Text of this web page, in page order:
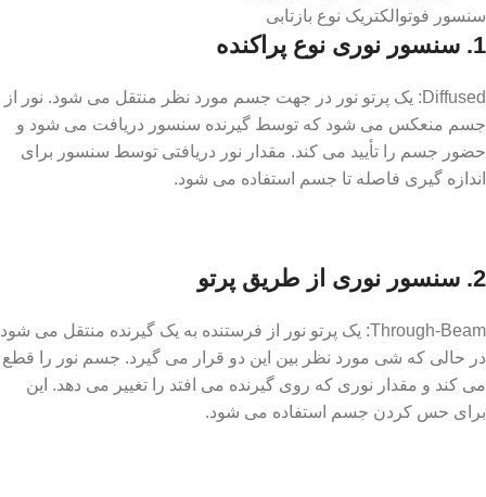
سنسور فوتوالکتریک نوع بازتابی
1. سنسور نوری نوع پراکنده
Diffused: یک پرتو نور در جهت جسم مورد نظر منتقل می شود. نور از
جسم منعکس می شود که توسط گیرنده سنسور دریافت می شود و
حضور جسم را تأیید می کند. مقدار نور دریافتی توسط سنسور برای
اندازه گیری فاصله تا جسم استفاده می شود.
2. سنسور نوری از طریق پرتو
Through-Beam: یک پرتو نور از فرستنده به یک گیرنده منتقل می شود
در حالی که شی مورد نظر بین این دو قرار می گیرد. جسم نور را قطع
می کند و مقدار نوری که روی گیرنده می افتد را تغییر می دهد. این
برای حس کردن جسم استفاده می شود.